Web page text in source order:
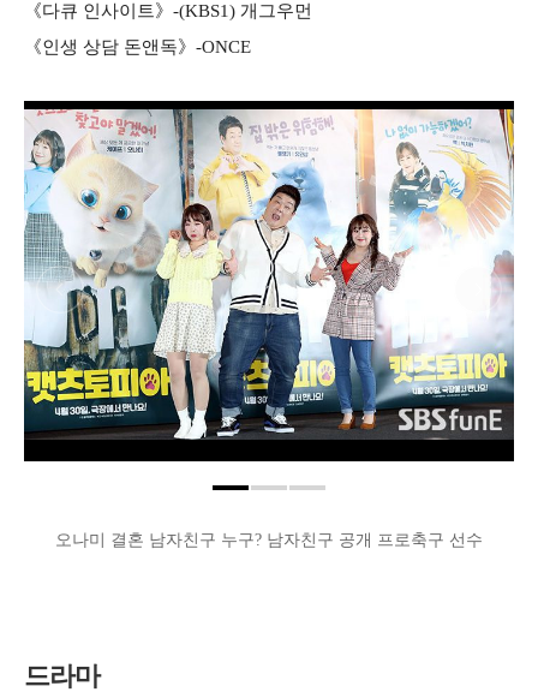
《다큐 인사이트》-(KBS1) 개그우먼
《인생 상담 돈앤독》-ONCE
오나미 결혼 남자친구 누구? 남자친구 공개 프로축구 선수
드라마